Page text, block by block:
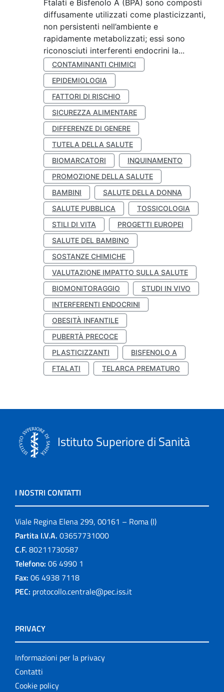
Ftalati e Bisfenolo A (BPA) sono composti
diffusamente utilizzati come plasticizzanti,
non persistenti nell’ambiente e
rapidamente metabolizzati; essi sono
riconosciuti interferenti endocrini la...
CONTAMINANTI CHIMICI
EPIDEMIOLOGIA
FATTORI DI RISCHIO
SICUREZZA ALIMENTARE
DIFFERENZE DI GENERE
TUTELA DELLA SALUTE
BIOMARCATORI
INQUINAMENTO
PROMOZIONE DELLA SALUTE
BAMBINI
SALUTE DELLA DONNA
SALUTE PUBBLICA
TOSSICOLOGIA
STILI DI VITA
PROGETTI EUROPEI
SALUTE DEL BAMBINO
SOSTANZE CHIMICHE
VALUTAZIONE IMPATTO SULLA SALUTE
BIOMONITORAGGIO
STUDI IN VIVO
INTERFERENTI ENDOCRINI
OBESITÀ INFANTILE
PUBERTÀ PRECOCE
PLASTICIZZANTI
BISFENOLO A
FTALATI
TELARCA PREMATURO
Istituto Superiore di Sanità
I NOSTRI CONTATTI
Viale Regina Elena 299, 00161 – Roma (I)
Partita I.V.A. 03657731000
C.F. 80211730587
Telefono: 06 4990 1
Fax: 06 4938 7118
PEC: protocollo.centrale@pec.iss.it
PRIVACY
Informazioni per la privacy
Contatti
Cookie policy